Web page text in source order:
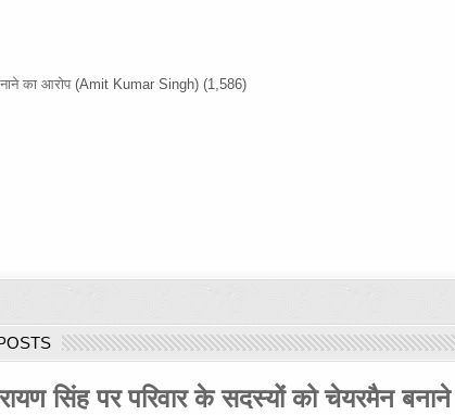
का आरोप (Amit Kumar Singh) (1,586)
सिंह पर परिवार के सदस्यों को चेयरमैन